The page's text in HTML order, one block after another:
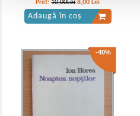
Pret:10,00Lei 8,00 Lei
Adaugă în coș
-40%